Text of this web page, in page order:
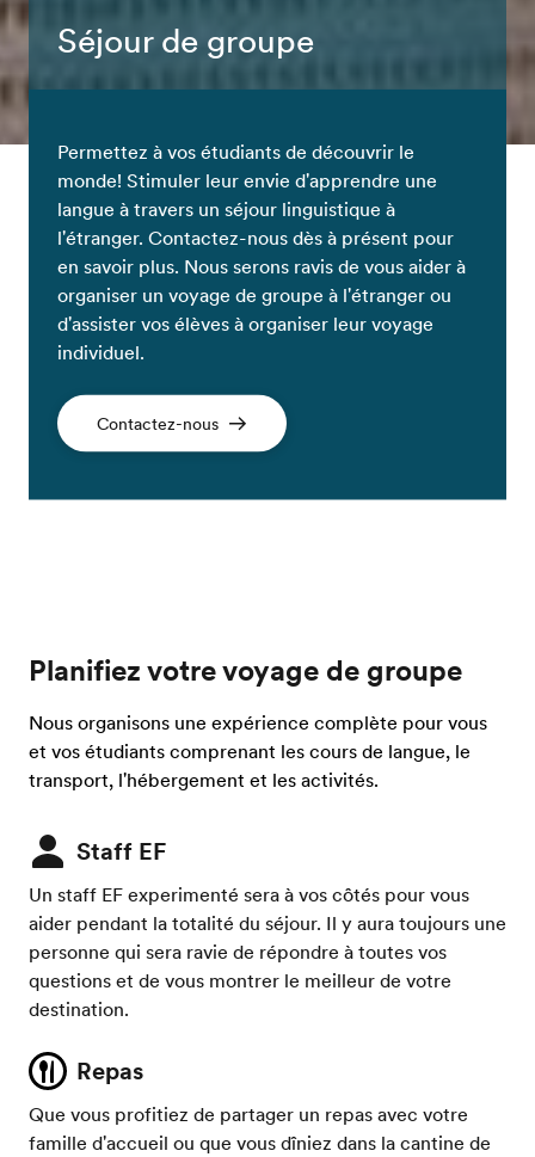
Séjour de groupe
Permettez à vos étudiants de découvrir le
monde! Stimuler leur envie d'apprendre une
langue à travers un séjour linguistique à
l'étranger. Contactez-nous dès à présent pour
en savoir plus. Nous serons ravis de vous aider à
organiser un voyage de groupe à l'étranger ou
d'assister vos élèves à organiser leur voyage
individuel.
Contactez-nous
Planifiez votre voyage de groupe
Nous organisons une expérience complète pour vous
et vos étudiants comprenant les cours de langue, le
transport, l'hébergement et les activités.
Staff EF
Un staff EF experimenté sera à vos côtés pour vous
aider pendant la totalité du séjour. Il y aura toujours une
personne qui sera ravie de répondre à toutes vos
questions et de vous montrer le meilleur de votre
destination.
Repas
Que vous profitiez de partager un repas avec votre
famille d'accueil ou que vous dîniez dans la cantine de